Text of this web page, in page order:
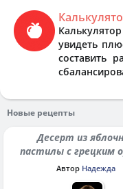
увидеть
составить
Новые рецепты
Десерт из яблочной
пастилы с грецким
Автор Надежда